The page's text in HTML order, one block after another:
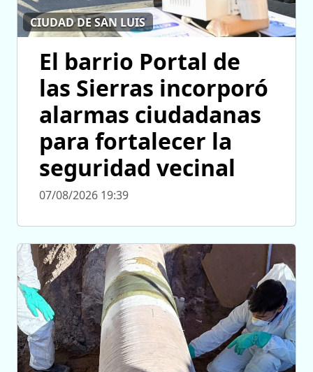
CIUDAD DE SAN LUIS
El barrio Portal de
las Sierras incorporó
alarmas ciudadanas
para fortalecer la
seguridad vecinal
07/08/2026 19:39